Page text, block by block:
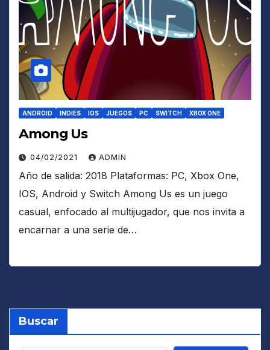
ANDROID INDIES IOS JUEGOS PC SWITCH XBOX ONE
Among Us
04/02/2021 ADMIN
Año de salida: 2018 Plataformas: PC, Xbox One,
IOS, Android y Switch Among Us es un juego
casual, enfocado al multijugador, que nos invita a
encarnar a una serie de…
Buscar